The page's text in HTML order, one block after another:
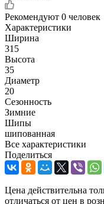
Рекомендуют 0 человек
Характеристики
Ширина
315
Высота
35
Диаметр
20
Сезонность
Зимние
Шипы
шипованная
Все характеристики
Поделиться
Цена действительна
отличаться от цен в